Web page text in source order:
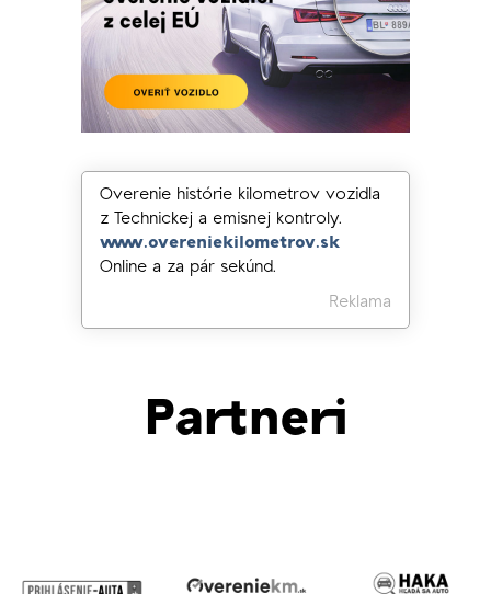
Overenie histórie kilometrov vozidla
z Technickej a emisnej kontroly.
www.overeniekilometrov.sk
Online a za pár sekúnd.
Reklama
Partneri